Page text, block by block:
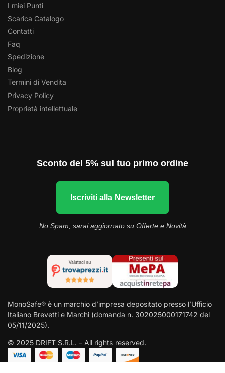
I miei Punti
Scarica Catalogo
Contatti
Faq
Spedizione
Blog
Termini di Vendita
Privacy Policy
Proprietà intellettuale
Sconto del 5% sul tuo primo ordine
Iscriviti alla Newsletter
No Spam, sarai aggiornato su Offerte e Novità
MonoSafe® è un marchio d’impresa depositato presso l’Ufficio
Italiano Brevetti e Marchi (domanda n. 302025000171742 del
05/11/2025).
© 2025 DRIFT S.R.L. – All rights reserved.